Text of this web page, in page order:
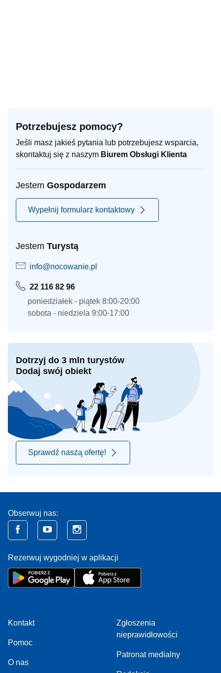
Potrzebujesz pomocy?
Jeśli masz jakieś pytania lub potrzebujesz wsparcia,
skontaktuj się z naszym Biurem Obsługi Klienta
Jestem Gospodarzem
Wypełnij formularz kontaktowy
Jestem Turystą
info@nocowanie.pl
22 116 82 96
poniedziałek - piątek 8:00-20:00
sobota - niedziela 9:00-17:00
Dotrzyj do 3 mln turystów
Dodaj swój obiekt
Sprawdź naszą ofertę!
Obserwuj nas:
Rezerwuj wygodniej w aplikacji
Kontakt
Pomoc
O nas
Zgłoszenia
nieprawidłowości
Patronat medialny